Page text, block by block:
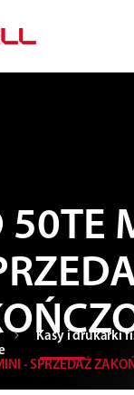
50TE
Kasy i drukarki
- SPRZEDAŻ